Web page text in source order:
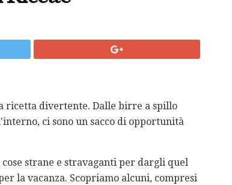
ricetta divertente. Dalle birre a spillo
ci sono un sacco di opportunità
strane e stravaganti per dargli quel
la vacanza. Scopriamo alcuni, compresi